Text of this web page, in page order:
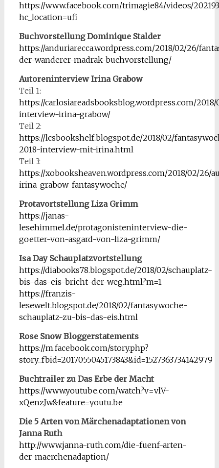
https://www.facebook.com/trimagie84/videos/
hc_location=ufi
Buchvorstellung Dominique Stalder
https://anduriarecca.wordpress.com/2018/02/26/
der-wanderer-madrak-buchvorstellung/
Autoreninterview Irina Grabow
Teil 1:
https://carlosiareadsbooksblog.wordpress.com/
interview-irina-grabow/
Teil 2:
https://lcsbookshelf.blogspot.de/2018/02/
2018-interview-mit-irina.html
Teil 3:
https://xobooksheaven.wordpress.com/2018/02/26/
irina-grabow-fantasywoche/
Protavortstellung Liza Grimm
https://janas-
lesehimmel.de/protagonisteninterview-die-
goetter-von-asgard-von-liza-grimm/
Isa Day Schauplatzvortstellung
https://diabooks78.blogspot.de/2018/02/schauplatz-
bis-das-eis-bricht-der-weg.html?m=1
https://franzis-
lesewelt.blogspot.de/2018/02/fantasywoche-
schauplatz-zu-bis-das-eis.html
Rose Snow Bloggerstatements
https://m.facebook.com/story.php?
story_fbid=2017055045173843&id=1527363734142979
Buchtrailer zu Das Erbe der Macht
https://www.youtube.com/watch?v=vlV-
xQenzJw&feature=youtu.be
Die 5 Arten von Märchenadaptationen von
Janna Ruth
http://www.janna-ruth.com/die-fuenf-arten-
der-maerchenadaption/